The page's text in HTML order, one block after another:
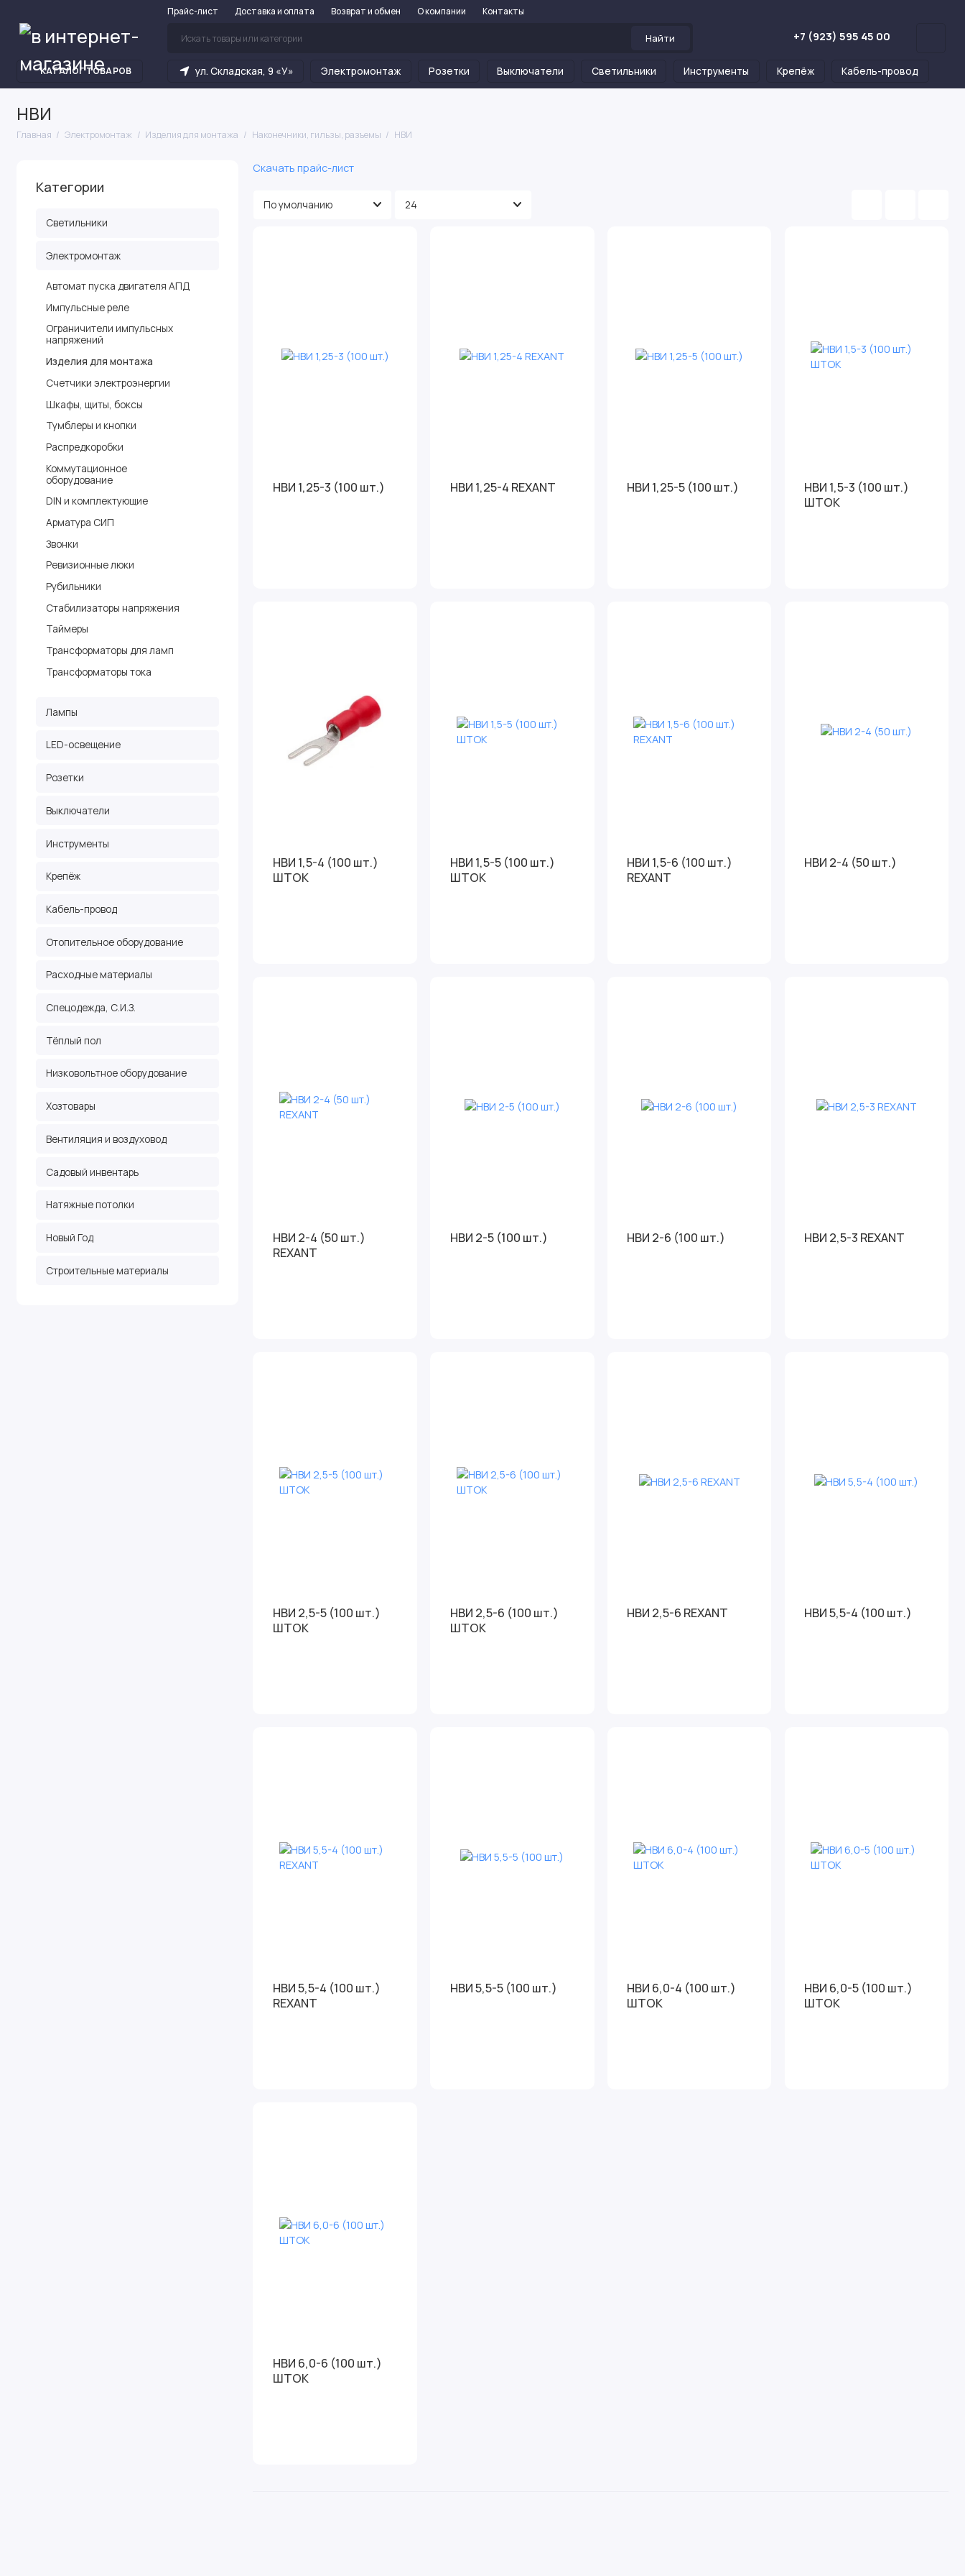
Прайс-лист Доставка и оплата Возврат и обмен О компании Контакты
Найти +7 (923) 595 45 00
КАТАЛОГ ТОВАРОВ ул. Складская, 9 «У» Электромонтаж Розетки Выключатели Светильники Инструменты Крепёж Кабель-провод
НВИ
Главная Электромонтаж Изделия для монтажа Наконечники, гильзы, разъемы НВИ
Категории
Светильники
Электромонтаж
Автомат пуска двигателя АПД
Импульсные реле
Ограничители импульсных
напряжений
Изделия для монтажа
Счетчики электроэнергии
Шкафы, щиты, боксы
Тумблеры и кнопки
Распредкоробки
Коммутационное
оборудование
DIN и комплектующие
Арматура СИП
Звонки
Ревизионные люки
Рубильники
Стабилизаторы напряжения
Таймеры
Трансформаторы для ламп
Трансформаторы тока
Лампы
LED-освещение
Розетки
Выключатели
Инструменты
Крепёж
Кабель-провод
Отопительное оборудование
Расходные материалы
Спецодежда, С.И.З.
Тёплый пол
Низковольтное оборудование
Хозтовары
Вентиляция и воздуховод
Садовый инвентарь
Натяжные потолки
Новый Год
Строительные материалы
Скачать прайс-лист
НВИ 1,25-3 (100 шт.) НВИ 1,25-4 REXANT НВИ 1,25-5 (100 шт.)
НВИ 1,5-3 (100 шт.)
ШТОК
НВИ 1,5-4 (100 шт.)
ШТОК
НВИ 1,5-5 (100 шт.)
ШТОК
НВИ 1,5-6 (100 шт.)
REXANT
НВИ 2-4 (50 шт.)
НВИ 2-4 (50 шт.)
REXANT
НВИ 2-5 (100 шт.) НВИ 2-6 (100 шт.) НВИ 2,5-3 REXANT
НВИ 2,5-5 (100 шт.)
ШТОК
НВИ 2,5-6 (100 шт.)
ШТОК
НВИ 2,5-6 REXANT НВИ 5,5-4 (100 шт.)
НВИ 5,5-4 (100 шт.)
REXANT
НВИ 5,5-5 (100 шт.)
НВИ 6,0-4 (100 шт.)
ШТОК
НВИ 6,0-5 (100 шт.)
ШТОК
НВИ 6,0-6 (100 шт.)
ШТОК